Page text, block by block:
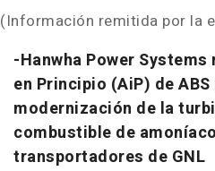
(Información remitida por la
-Hanwha Power
en Principio (AiP) de
modernización de la
combustible de
transportadores de GNL